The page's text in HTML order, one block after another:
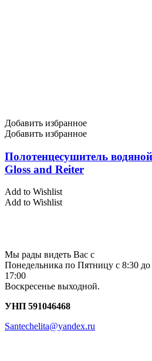
Добавить избранное
Добавить избранное
Полотенцесушитель
Gloss and Reiter
Add to Wishlist
Add to Wishlist
Мы рады видеть Вас с
Понедельника по Пятницу с 8:30
17:00
Воскресенье выходной.
УНП 591046468
Santechelita@yandex.ru